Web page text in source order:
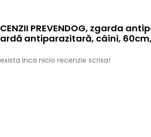
PREVENDOG, zgarda
antiparazitară, câini,
inca nicio recenzie scrisa!